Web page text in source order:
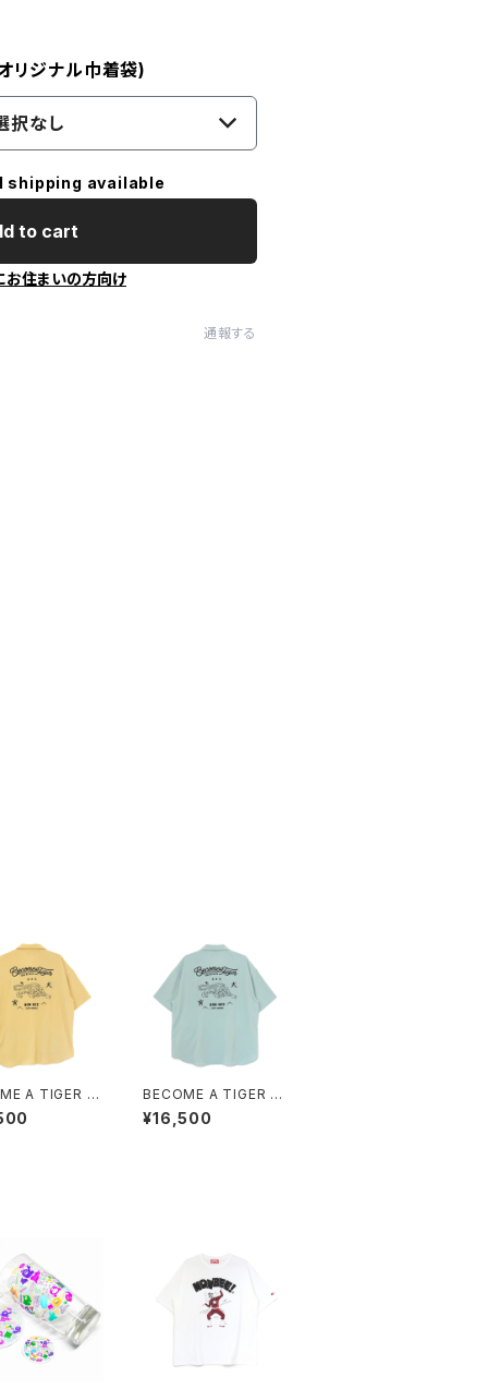
リジナル巾着袋)
択なし
shipping available
to cart
お住まいの方向け
通報する
A TIGER E
HALF
SHIRTS ligh
BECOME A TIGER E
MBROIDERED HALF
SLEEVE SHIRTS ligh
¥16,500